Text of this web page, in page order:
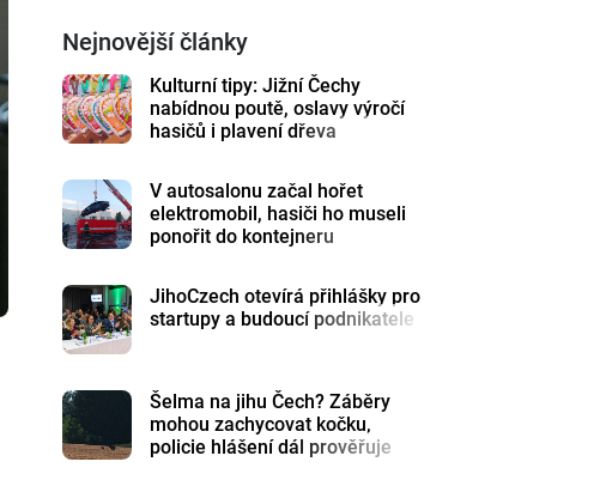
Nejnovější články
Kulturní tipy: Jižní Čechy
nabídnou poutě, oslavy výročí
hasičů i plavení dřeva
V autosalonu začal hořet
elektromobil, hasiči ho museli
ponořit do kontejneru
JihoCzech otevírá přihlášky pro
startupy a budoucí podnikatele
Šelma na jihu Čech? Záběry
mohou zachycovat kočku,
policie hlášení dál prověřuje